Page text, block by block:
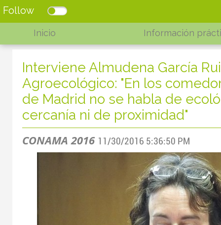
Follow
Inicio Información
Interviene Almudena García
Agroecológico: "En los
de Madrid no se habla de
cercanía ni de proximidad"
CONAMA 2016 11/30/2016 5:36:50 PM